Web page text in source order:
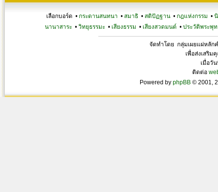
เลือกบอร์ด • กระดานสนทนา • สมาธิ • สติปัฏฐาน • กฎแห่งกรรม •
นานาสาระ• วิทยุธรรมะ• เสียงธรรม • เสียงสวดมนต์ • ประวัติพระพุท
จัดทำโดย กลุ่มเผยแผ่หลัก
เพื่อส่งเสริม
เมื่อวั
ติดต่อ
Powered by phpBB © 2001,